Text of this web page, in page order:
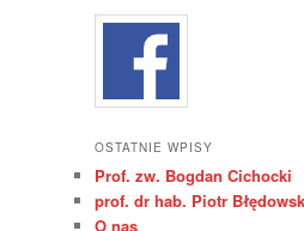
OSTATNIE WPISY
Prof. zw. Bogdan Cichocki
prof. dr hab. Piotr
O nas